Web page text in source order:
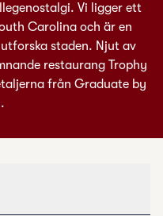
Vi ligger ett
Carolina och är en
staden. Njut av
restaurang Trophy
från Graduate by